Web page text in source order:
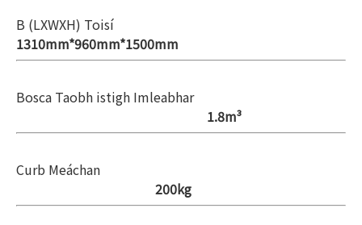
B (LXWXH) Toisí
1310mm*960mm*1500mm
Bosca Taobh istigh Imleabhar
1.8m³
Curb Meáchan
200kg